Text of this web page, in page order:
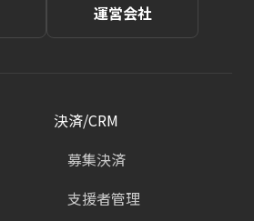
運営会社
決済/CRM
募集決済
支援者管理